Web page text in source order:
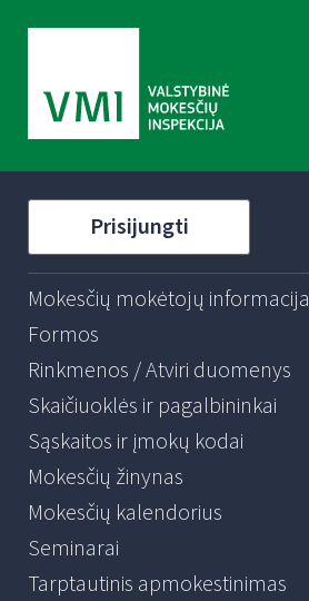
Prisijungti
Mokesčių mokėtojų informacija
Formos
Rinkmenos / Atviri duomenys
Skaičiuoklės ir pagalbininkai
Sąskaitos ir įmokų kodai
Mokesčių žinynas
Mokesčių kalendorius
Seminarai
Tarptautinis apmokestinimas